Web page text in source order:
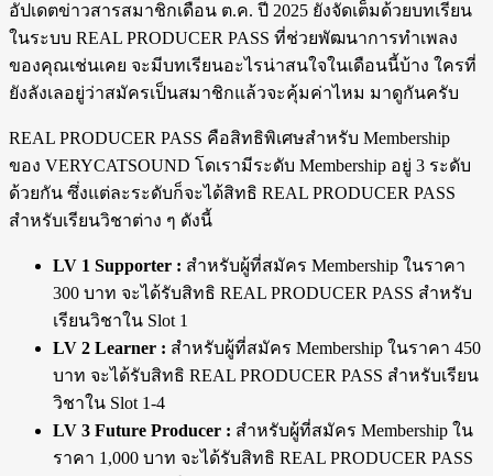
อัปเดตข่าวสารสมาชิกเดือน ต.ค. ปี 2025 ยังจัดเต็มด้วยบทเรียน
ในระบบ REAL PRODUCER PASS ที่ช่วยพัฒนาการทำเพลง
ของคุณเช่นเคย จะมีบทเรียนอะไรน่าสนใจในเดือนนี้บ้าง ใครที่
ยังลังเลอยู่ว่าสมัครเป็นสมาชิกแล้วจะคุ้มค่าไหม มาดูกันครับ
REAL PRODUCER PASS คือสิทธิพิเศษสำหรับ Membership
ของ VERYCATSOUND โดเรามีระดับ Membership อยู่ 3 ระดับ
ด้วยกัน ซึ่งแต่ละระดับก็จะได้สิทธิ REAL PRODUCER PASS
สำหรับเรียนวิชาต่าง ๆ ดังนี้
LV 1 Supporter : สำหรับผู้ที่สมัคร Membership ในราคา
300 บาท จะได้รับสิทธิ REAL PRODUCER PASS สำหรับ
เรียนวิชาใน Slot 1
LV 2 Learner : สำหรับผู้ที่สมัคร Membership ในราคา 450
บาท จะได้รับสิทธิ REAL PRODUCER PASS สำหรับเรียน
วิชาใน Slot 1-4
LV 3 Future Producer : สำหรับผู้ที่สมัคร Membership ใน
ราคา 1,000 บาท จะได้รับสิทธิ REAL PRODUCER PASS